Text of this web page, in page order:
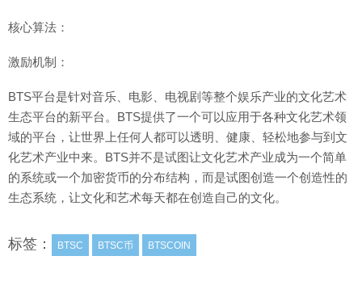
核心算法：
激励机制：
BTS平台是针对音乐、电影、电视剧等整个娱乐产业的文化艺术
生态平台的新平台。BTS提供了一个可以应用于各种文化艺术领
域的平台，让世界上任何人都可以透明、健康、轻松地参与到文
化艺术产业中来。BTS并不是试图让文化艺术产业成为一个简单
的系统或一个加密货币的分布结构，而是试图创造一个创造性的
生态系统，让文化和艺术每天都在创造自己的文化。
标签： BTSC BTSC币 BTSCOIN